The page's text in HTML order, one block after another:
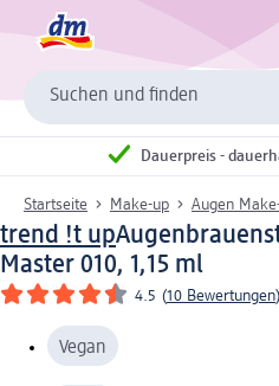
Suchen und finden
Dauerpreis -
Startseite Make-up Augen
trend !t up
Master 010, 1,15 ml
4.5 (10 Bewertungen)
Vegan